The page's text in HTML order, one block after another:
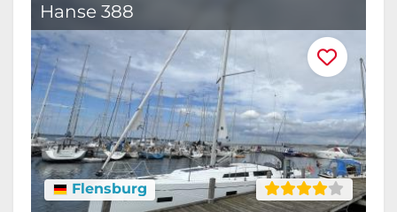
Hanse 388
Flensburg